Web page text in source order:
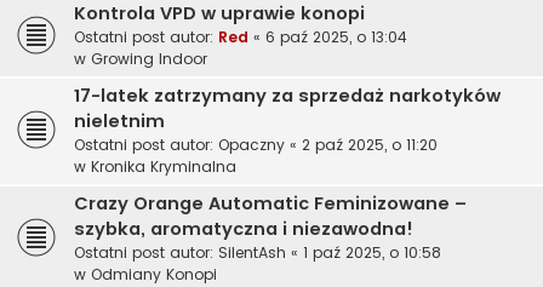
Kontrola VPD w uprawie konopi
Ostatni post autor: Red « 6 paź 2025, o 13:04
w Growing Indoor
17-latek zatrzymany za sprzedaż narkotyków
nieletnim
Ostatni post autor: Opaczny « 2 paź 2025, o 11:20
w Kronika Kryminalna
Crazy Orange Automatic Feminizowane –
szybka, aromatyczna i niezawodna!
Ostatni post autor: SilentAsh « 1 paź 2025, o 10:58
w Odmiany Konopi